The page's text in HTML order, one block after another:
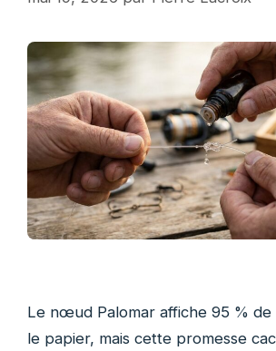
Le nœud Palomar affiche 95 % de
le papier, mais cette promesse